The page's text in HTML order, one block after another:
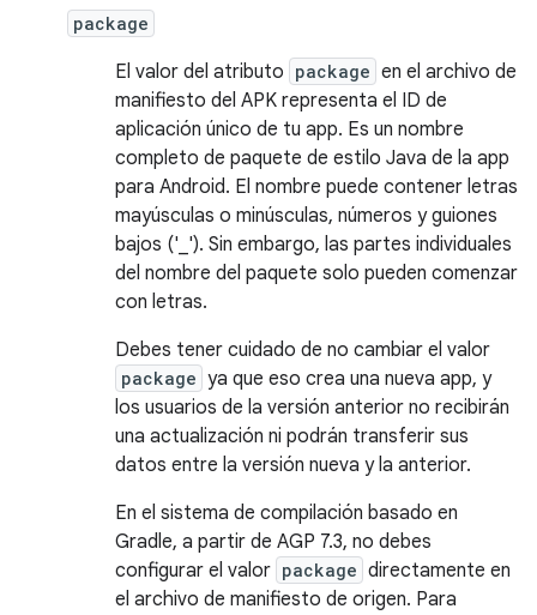
package
El valor del atributo package en el archivo de
manifiesto del APK representa el ID de
aplicación único de tu app. Es un nombre
completo de paquete de estilo Java de la app
para Android. El nombre puede contener letras
mayúsculas o minúsculas, números y guiones
bajos ('_'). Sin embargo, las partes individuales
del nombre del paquete solo pueden comenzar
con letras.
Debes tener cuidado de no cambiar el valor
package ya que eso crea una nueva app, y
los usuarios de la versión anterior no recibirán
una actualización ni podrán transferir sus
datos entre la versión nueva y la anterior.
En el sistema de compilación basado en
Gradle, a partir de AGP 7.3, no debes
configurar el valor package directamente en
el archivo de manifiesto de origen. Para